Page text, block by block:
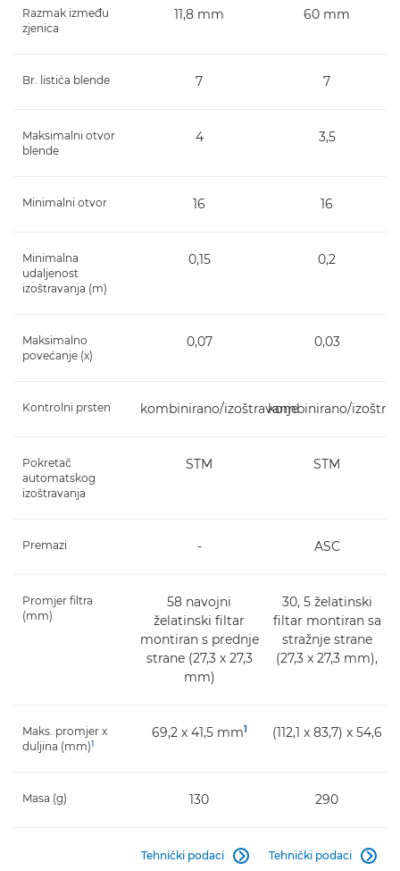
Razmak između
zjenica
11,8 mm 60 mm
Br. listića blende 7 7
Maksimalni otvor
blende
4 3,5
Minimalni otvor 16 16
Minimalna
udaljenost
izoštravanja (m)
0,15 0,2
Maksimalno
povećanje (x)
0,07 0,03
Kontrolni prsten kombinirano/izoštravanjekombinirano/
Pokretač
automatskog
izoštravanja
STM STM
Premazi - ASC
Promjer filtra
(mm)
58 navojni
želatinski filtar
montiran s prednje
strane (27,3 x 27,3
mm)
30, 5 želatinski
filtar montiran sa
stražnje strane
(27,3 x 27,3 mm),
Maks. promjer x
duljina (mm)1
69,2 x 41,5 mm1 (112,1 x 83,7) x 54,6
Masa (g) 130 290
Tehnički podaci  Tehnički podaci 